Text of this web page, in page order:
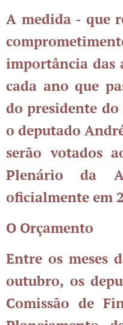
A medida - que
importância das
cada ano que
do presidente
o deputado
serão votados
Plenário da
oficialmente em
O Orçamento
Entre os meses
outubro, os
Comissão de